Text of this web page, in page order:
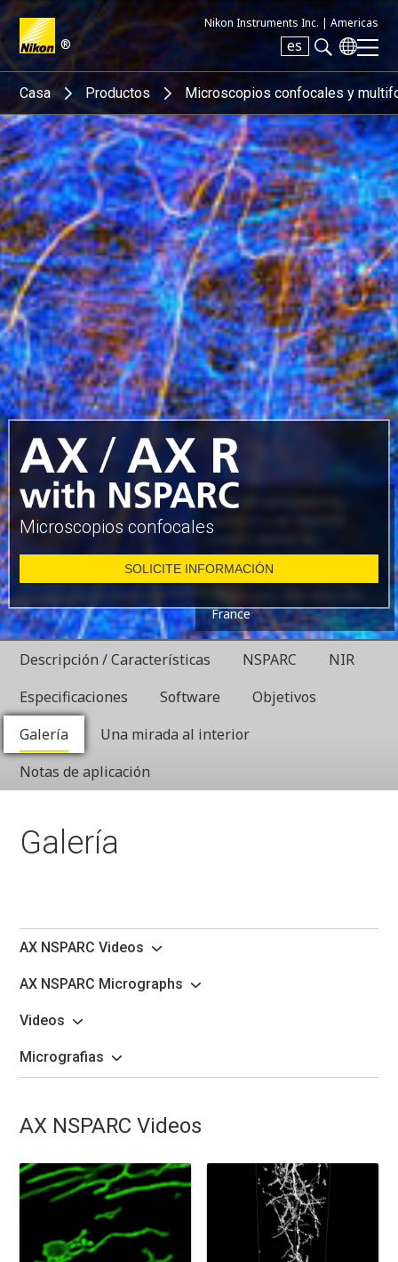
®
Nikon Instruments Inc. | Americas
es
Search keyword(s)
Casa Productos Microscopios confocales y
Glial cell surrounded by
axons in a rat neuronal
culture labeled for
microtubules and actin
Dr. Christophe Leterrier,
France
Microscopios confocales
SOLICITE INFORMACIÓN
Descripción / Características NSPARC
NIR
Especificaciones
Software
Objetivos
Galería
Una mirada al interior
Notas de aplicación
Galería
AX NSPARC Videos
AX NSPARC Micrographs
Videos
Micrografias
AX NSPARC Videos